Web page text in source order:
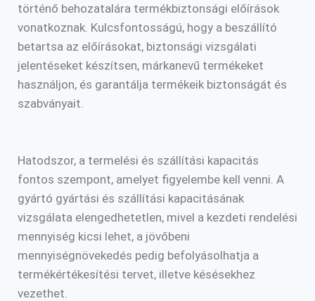
történő behozatalára termékbiztonsági előírások
vonatkoznak. Kulcsfontosságú, hogy a beszállító
betartsa az előírásokat, biztonsági vizsgálati
jelentéseket készítsen, márkanevű termékeket
használjon, és garantálja termékeik biztonságát és
szabványait.
Hatodszor, a termelési és szállítási kapacitás
fontos szempont, amelyet figyelembe kell venni. A
gyártó gyártási és szállítási kapacitásának
vizsgálata elengedhetetlen, mivel a kezdeti rendelési
mennyiség kicsi lehet, a jövőbeni
mennyiségnövekedés pedig befolyásolhatja a
termékértékesítési tervet, illetve késésekhez
vezethet.